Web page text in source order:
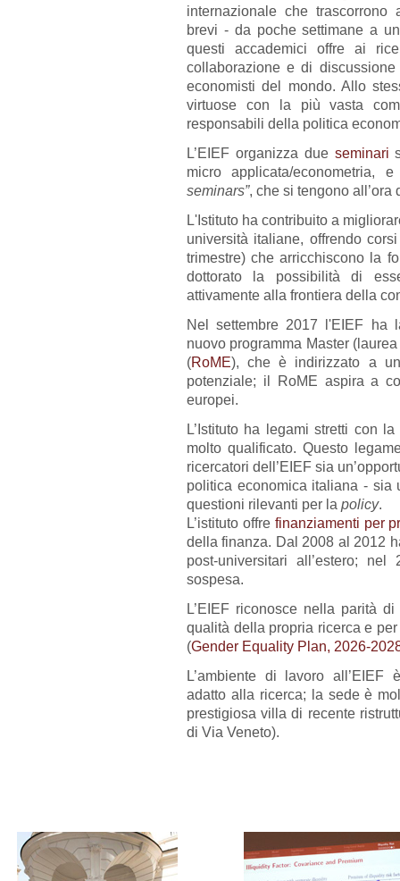
internazionale che trascorrono
brevi - da poche settimane a
questi accademici offre ai
collaborazione e di
economisti del mondo. Allo
virtuose con la più vasta
responsabili della politica
L’EIEF organizza due seminari
micro applicata/
seminars”, che si tengono all’ora
L'Istituto ha contribuito a
università italiane, offrendo
trimestre) che arricchiscono la
dottorato la possibilità di
attivamente alla frontiera della
Nel settembre 2017 l'EIEF ha
nuovo programma Master
(RoME), che è indirizzato a
potenziale; il RoME aspira a
europei.
L’Istituto ha legami stretti con
molto qualificato. Questo
ricercatori dell’EIEF sia
politica economica italiana - sia
questioni rilevanti per la policy.
L’istituto offre finanziamenti per
della finanza. Dal 2008 al 2012
post-universitari all’estero;
sospesa.
L’EIEF riconosce nella parità
qualità della propria ricerca e
(Gender Equality Plan, 2026-
L’ambiente di lavoro all’EIEF
adatto alla ricerca; la sede è
prestigiosa villa di recente
di Via Veneto).